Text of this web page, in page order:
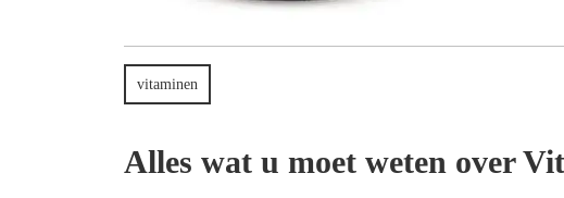
vitaminen
Alles wat u moet weten over